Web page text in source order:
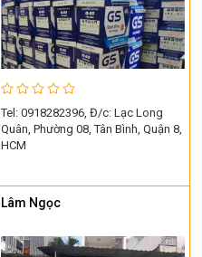
Tel: 0918282396, Đ/c: Lạc Long
Quân, Phường 08, Tân Bình, Quận 8,
HCM
Lâm Ngọc